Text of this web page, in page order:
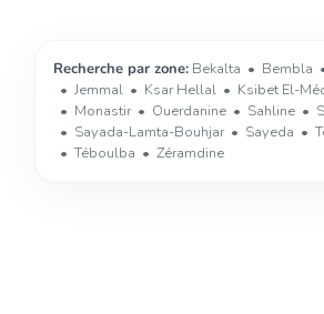
Recherche par zone: Bekalta Bembla
Jemmal
Ksar Hellal Ksibet El-
Monastir
Ouerdanine Sahline
Sayada-Lamta-Bouhjar
Sayeda
Téboulba
Zéramdine